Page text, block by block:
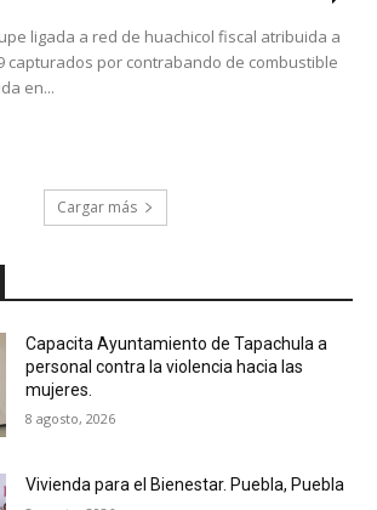
ligada a red de huachicol fiscal atribuida a
capturados por contrabando de combustible
en...
Cargar más
Capacita Ayuntamiento de Tapachula a
personal contra la violencia hacia las
mujeres.
8 agosto, 2026
Vivienda para el Bienestar. Puebla, Puebla